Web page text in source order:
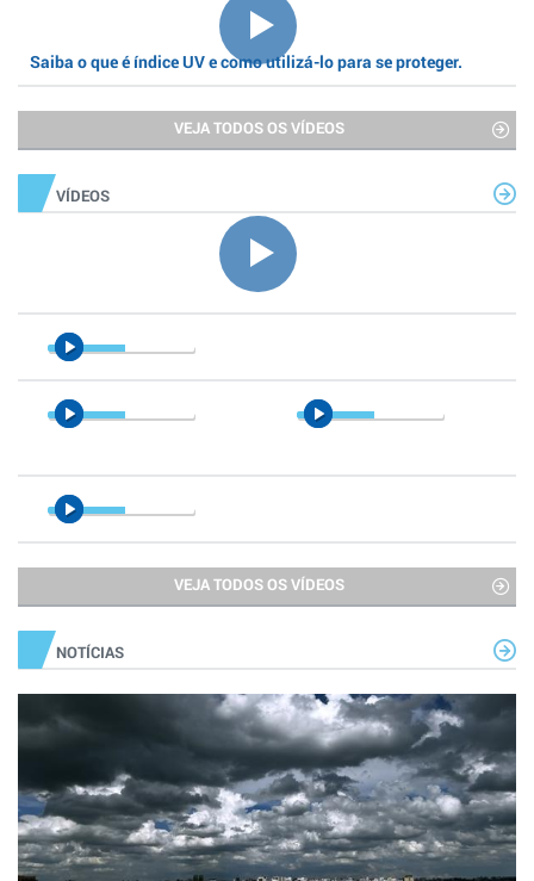
Saiba o que é índice UV e como utilizá-lo para se proteger.
VEJA TODOS OS VÍDEOS
VÍDEOS
VEJA TODOS OS VÍDEOS
NOTÍCIAS